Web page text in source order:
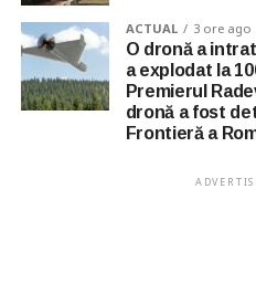
ACTUAL 3 ore ago
O dronă a
a explodat la
Premierul
dronă a fost
Frontieră a